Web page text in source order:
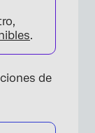
.
de